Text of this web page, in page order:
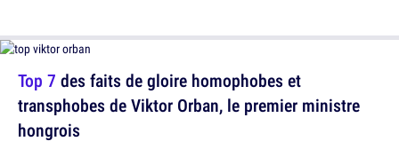
Top 7 des faits de gloire homophobes et
transphobes de Viktor Orban, le premier ministre
hongrois